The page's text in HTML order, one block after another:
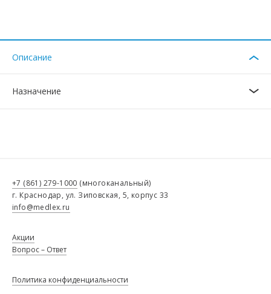
Описание
Назначение
+7 (861) 279-1000 (многоканальный)
г. Краснодар, ул. Зиповская, 5, корпус 33
info@medlex.ru
Акции
Вопрос – Ответ
Политика конфиденциальности